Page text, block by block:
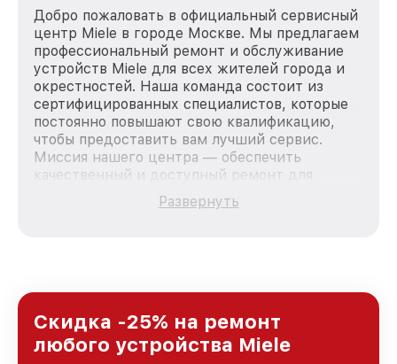
Добро пожаловать в официальный сервисный
центр Miele в городе Москве. Мы предлагаем
профессиональный ремонт и обслуживание
устройств Miele для всех жителей города и
окрестностей. Наша команда состоит из
сертифицированных специалистов, которые
постоянно повышают свою квалификацию,
чтобы предоставить вам лучший сервис.
Миссия нашего центра — обеспечить
качественный и доступный ремонт для
каждого пользователя продукции Miele, вне
зависимости от сложности поломки. Мы
и лояльности наших клиентов.
Развернуть
Скидка -25% на ремонт
любого устройства Miele